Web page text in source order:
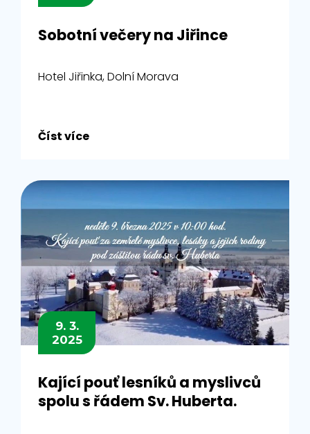
Sobotní večery na Jiřince
Hotel Jiřinka, Dolní Morava
Číst více
9. 3.
2025
Kající pouť lesníků a myslivců
spolu s řádem Sv. Huberta.